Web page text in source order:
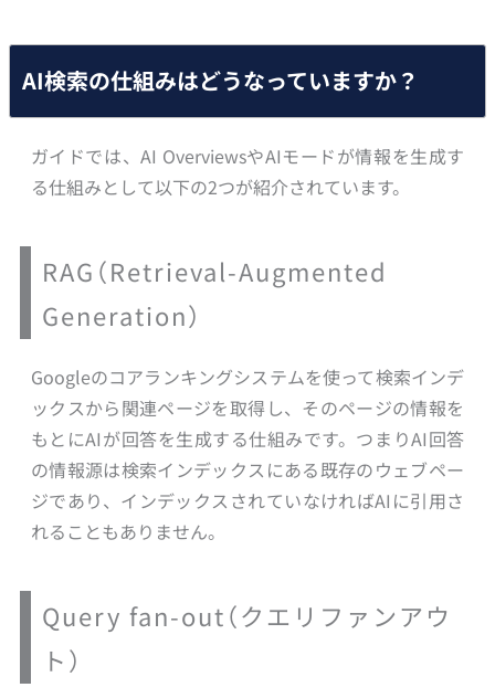
AI検索の仕組みはどうなっていますか？
ガイドでは、AI OverviewsやAIモードが情報を生成す
る仕組みとして以下の2つが紹介されています。
RAG（Retrieval-Augmented
Generation）
Googleのコアランキングシステムを使って検索インデ
ックスから関連ページを取得し、そのページの情報を
もとにAIが回答を生成する仕組みです。つまりAI回答
の情報源は検索インデックスにある既存のウェブペー
ジであり、インデックスされていなければAIに引用さ
れることもありません。
Query fan-out（クエリファンアウ
ト）